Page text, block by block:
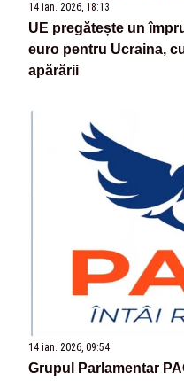
14 ian. 2026, 18:13
UE pregătește un
euro pentru Ucraina,
apărării
14 ian. 2026, 09:54
Grupul Parlamentar